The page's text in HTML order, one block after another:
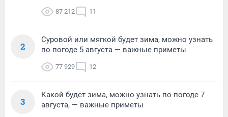
87 212 11
2
Суровой или мягкой будет зима, можно узнать
по погоде 5 августа — важные приметы
77 929 12
3
Какой будет зима, можно узнать по погоде 7
августа, — важные приметы